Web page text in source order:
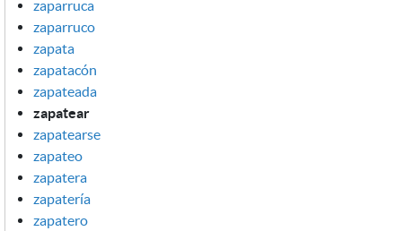
zaparruca
zaparruco
zapata
zapatacón
zapateada
zapatear
zapatearse
zapateo
zapatera
zapatería
zapatero